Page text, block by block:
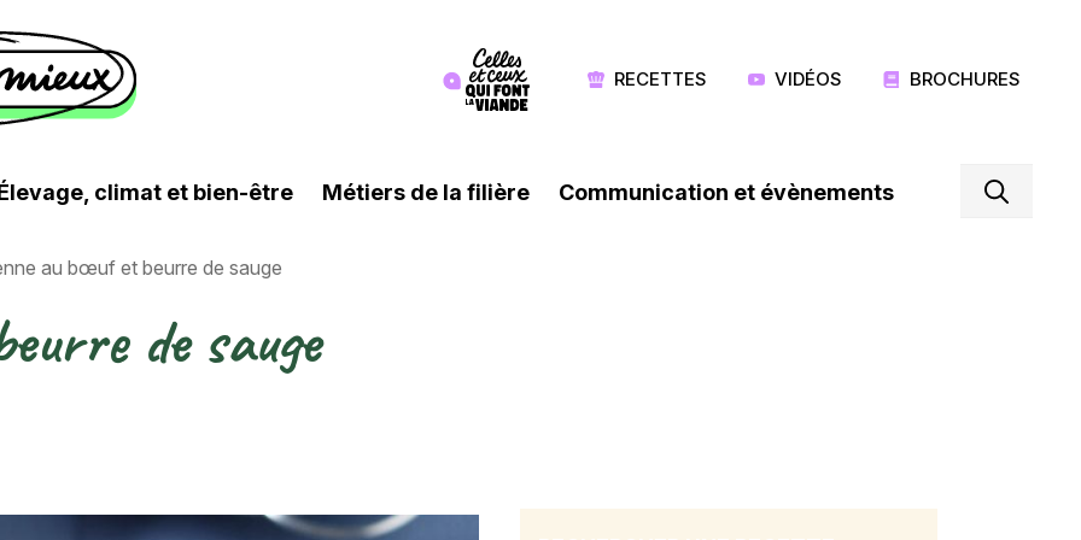
Image
RECETTES VIDÉOS BROCHURES
climat et bien-être Métiers de la filière Communication et évènements
au bœuf et beurre de sauge
de sauge